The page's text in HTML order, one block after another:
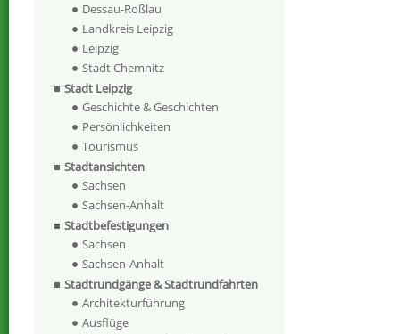
Dessau-Roßlau
Landkreis Leipzig
Leipzig
Stadt Chemnitz
Stadt Leipzig
Geschichte & Geschichten
Persönlichkeiten
Tourismus
Stadtansichten
Sachsen
Sachsen-Anhalt
Stadtbefestigungen
Sachsen
Sachsen-Anhalt
Stadtrundgänge & Stadtrundfahrten
Architekturführung
Ausflüge